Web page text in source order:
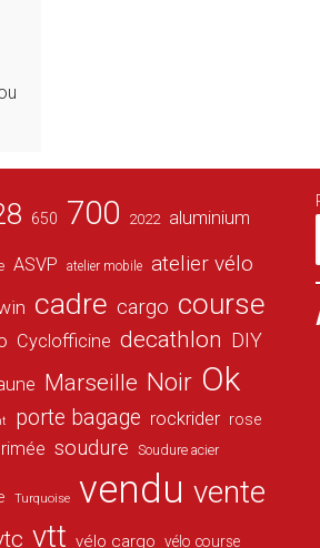
650 700 2022 aluminium
ASVP atelier mobile atelier vélo
cadre cargo course
Cyclofficine decathlon DIY
Marseille Noir Ok
porte bagage rockrider rose
soudure Soudure acier
Turquoise vendu vente
vtt vélo cargo vélo course